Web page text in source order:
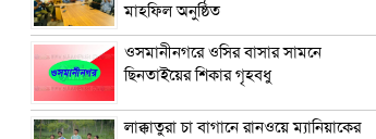
মাহফিল অনুষ্ঠিত
ওসমানীনগরে ওসির বাসার সামনে
ছিনতাইয়ের শিকার গৃহবধু
লাক্কাতুরা চা বাগানে রানওয়ে ম্যানিয়াকের